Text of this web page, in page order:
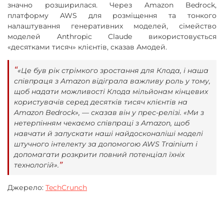
значно розширилася. Через Amazon Bedrock,
платформу AWS для розміщення та тонкого
налаштування генеративних моделей, сімейство
моделей Anthropic Claude використовується
«десятками тисяч» клієнтів, сказав Амодей.
«Це був рік стрімкого зростання для Клода, і наша
співпраця з Amazon відіграла важливу роль у тому,
щоб надати можливості Клода мільйонам кінцевих
користувачів серед десятків тисяч клієнтів на
Amazon Bedrock», — сказав він у прес-релізі. «Ми з
нетерпінням чекаємо співпраці з Amazon, щоб
навчати й запускати наші найдосконаліші моделі
штучного інтелекту за допомогою AWS Trainium і
допомагати розкрити повний потенціал їхніх
технологій».
Джерело: TechCrunch